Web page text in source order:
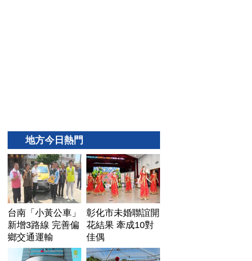
地方今日熱門
台南「小黃公車」
新增3路線 完善偏
鄉交通運輸
彰化市未婚聯誼開
花結果 牽成10對
佳偶